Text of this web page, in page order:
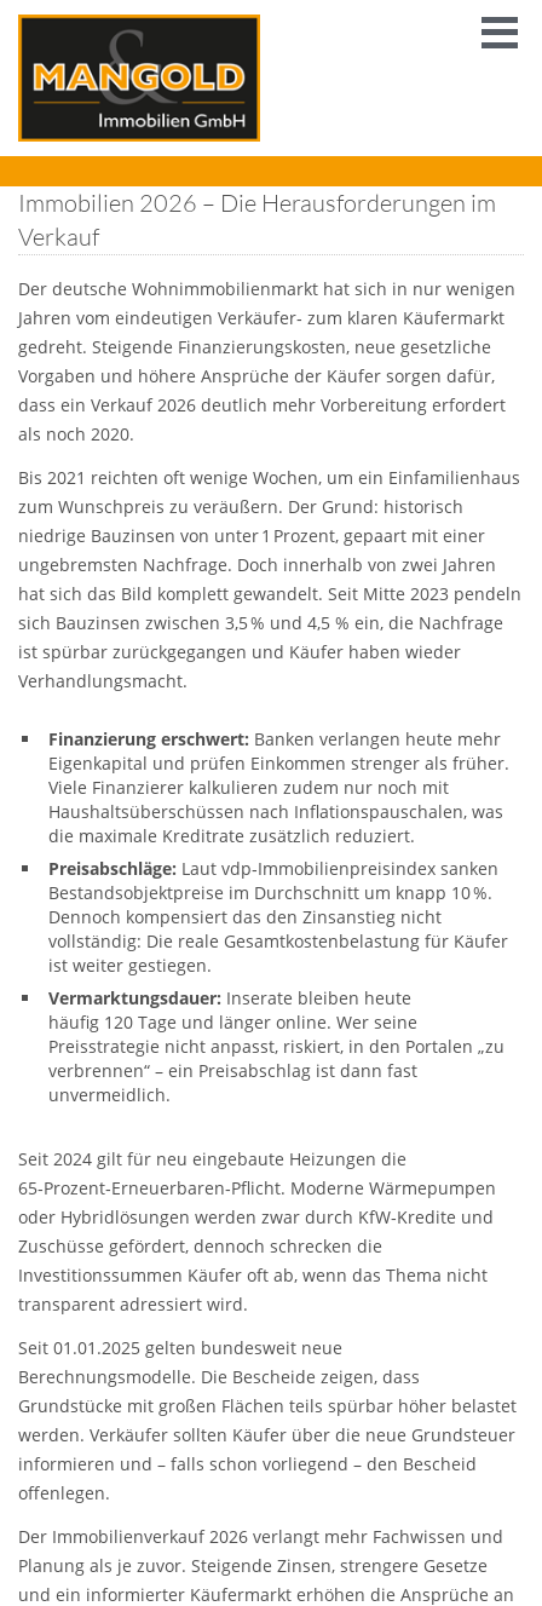
Immobilien 2026 – Die Herausforderungen im
Verkauf
Der deutsche Wohnimmobilienmarkt hat sich in nur wenigen
Jahren vom eindeutigen Verkäufer‑ zum klaren Käufermarkt
gedreht. Steigende Finanzierungskosten, neue gesetzliche
Vorgaben und höhere Ansprüche der Käufer sorgen dafür,
dass ein Verkauf 2026 deutlich mehr Vorbereitung erfordert
als noch 2020.
Bis 2021 reichten oft wenige Wochen, um ein Einfamilienhaus
zum Wunschpreis zu veräußern. Der Grund: historisch
niedrige Bauzinsen von unter 1 Prozent, gepaart mit einer
ungebremsten Nachfrage. Doch innerhalb von zwei Jahren
hat sich das Bild komplett gewandelt. Seit Mitte 2023 pendeln
sich Bauzinsen zwischen 3,5 % und 4,5 % ein, die Nachfrage
ist spürbar zurückgegangen und Käufer haben wieder
Verhandlungsmacht.
Finanzierung erschwert: Banken verlangen heute mehr
Eigenkapital und prüfen Einkommen strenger als früher.
Viele Finanzierer kalkulieren zudem nur noch mit
Haushaltsüberschüssen nach Inflationspauschalen, was
die maximale Kreditrate zusätzlich reduziert.
Preisabschläge: Laut vdp‑Immobilienpreisindex sanken
Bestandsobjektpreise im Durchschnitt um knapp 10 %.
Dennoch kompensiert das den Zinsanstieg nicht
vollständig: Die reale Gesamtkostenbelastung für Käufer
ist weiter gestiegen.
Vermarktungsdauer: Inserate bleiben heute
häufig 120 Tage und länger online. Wer seine
Preisstrategie nicht anpasst, riskiert, in den Portalen „zu
verbrennen“ – ein Preisabschlag ist dann fast
unvermeidlich.
Seit 2024 gilt für neu eingebaute Heizungen die
65‑Prozent‑Erneuerbaren‑Pflicht. Moderne Wärmepumpen
oder Hybridlösungen werden zwar durch KfW‑Kredite und
Zuschüsse gefördert, dennoch schrecken die
Investitionssummen Käufer oft ab, wenn das Thema nicht
transparent adressiert wird.
Seit 01.01.2025 gelten bundesweit neue
Berechnungsmodelle. Die Bescheide zeigen, dass
Grundstücke mit großen Flächen teils spürbar höher belastet
werden. Verkäufer sollten Käufer über die neue Grundsteuer
informieren und – falls schon vorliegend – den Bescheid
offenlegen.
Der Immobilienverkauf 2026 verlangt mehr Fachwissen und
Planung als je zuvor. Steigende Zinsen, strengere Gesetze
und ein informierter Käufermarkt erhöhen die Ansprüche an